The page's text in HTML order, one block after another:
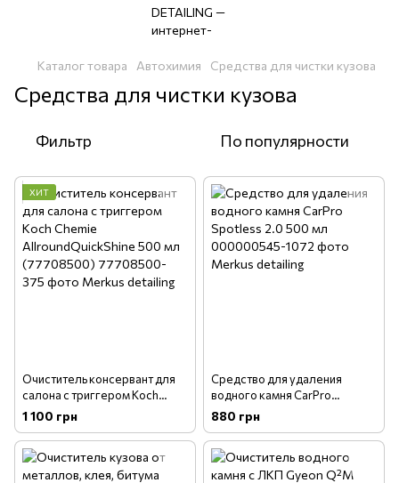
Каталог товара Автохимия Средства для чистки кузова
Средства для чистки кузова
Фильтр По популярности
ХИТ
Очиститель консервант для
салона с триггером Koch
Chemie AllroundQuickShine
500 мл (77708500)
1 100 грн
Средство для удаления
водного камня CarPro
Spotless 2.0 500 мл
880 грн